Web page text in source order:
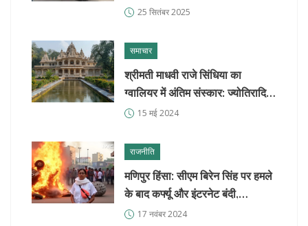
कनेक्टिविटी
25 सितंबर 2025
समाचार
श्रीमती माधवी राजे सिंधिया का
ग्वालियर में अंतिम संस्कार: ज्योतिरादित्य
सिंधिया की माता को अंतिम विदाई
15 मई 2024
राजनीति
मणिपुर हिंसा: सीएम बिरेन सिंह पर हमले
के बाद कर्फ्यू और इंटरनेट बंदी,
एएफएसपीए लागू
17 नवंबर 2024